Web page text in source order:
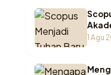
1 Agu